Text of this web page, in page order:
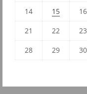
14 15 16
21 22 23
28 29 30